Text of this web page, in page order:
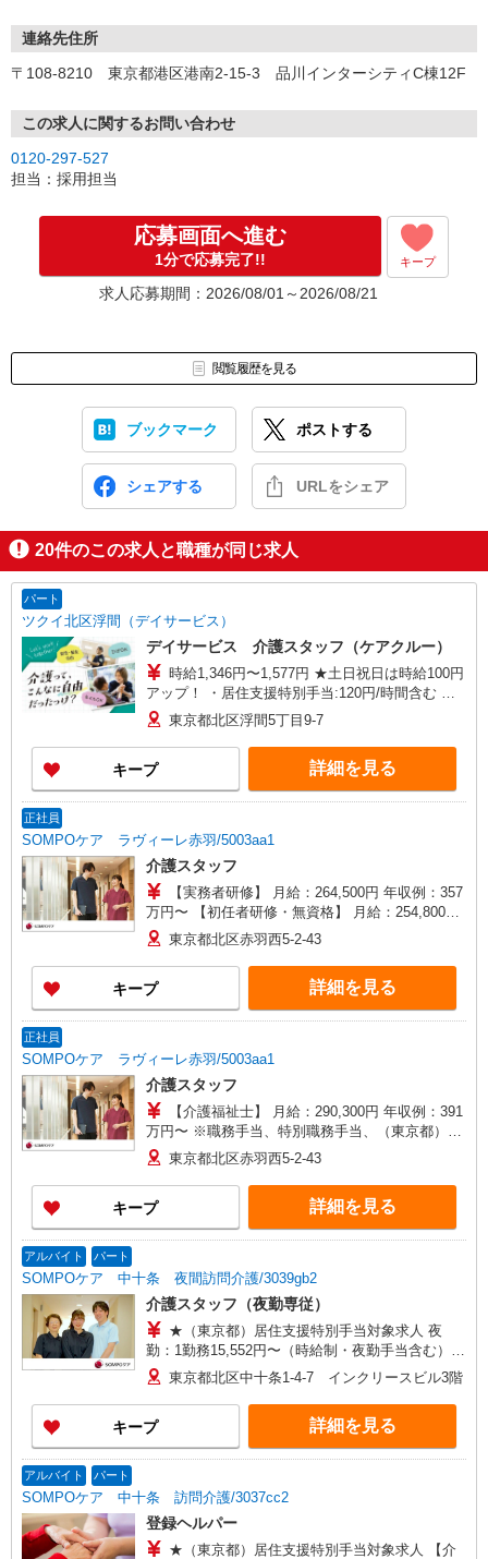
・マスクの着用
・アルコール消毒、手洗いうがいの徹底
・発熱、風邪症状の場合の自宅療養など
【注意事項】
東京都介護職員就業促進事業につき、当社での就業経験のある方、
学生、Wワーク、自営業などは応募不可（その他規定あり）
連絡先住所
〒108-8210 東京都港区港南2-15-3 品川インターシティC棟12F
この求人に関するお問い合わせ
0120-297-527
担当：採用担当
応募画面へ進む
1分で応募完了!! キープ
求人応募期間：2026/08/01～2026/08/21
閲覧履歴を見る
ブックマーク ポストする
シェアする URLをシェア
20件のこの求人と職種が同じ求人
パート
ツクイ北区浮間（デイサービス）
デイサービス 介護スタッフ（ケアクルー）
時給1,346円〜1,577円 ★土日祝日は時給100円
アップ！ ・居住支援特別手当:120円/時間含む ※
給与幅は資格・経験等による
東京都北区浮間5丁目9-7
キープ 詳細を見る
正社員
SOMPOケア ラヴィーレ赤羽/5003aa1
介護スタッフ
【実務者研修】 月給：264,500円 年収例：357
万円〜 【初任者研修・無資格】 月給：254,800円
年収例：347万円〜 ※職務手当、（東京都）居住
支援特別手当、日祝手当（月平均2回分）、夜勤手
当（月平均4回分）等、毎月平均的に支払われる手
当を含みます。 ※居住支援特別手当は勤続5年目
までの方はさらに1万円支給（再入社は除く） ◎
間外手当支給（超過1分〜）
東京都北区赤羽西5-2-43
キープ 詳細を見る
正社員
SOMPOケア ラヴィーレ赤羽/5003aa1
介護スタッフ
【介護福祉士】 月給：290,300円 年収例：391
万円〜 ※職務手当、特別職務手当、（東京都）居
住支援特別手当、働きがい向上手当、日祝手当
（月平均2回分）、夜勤手当（月平均4回分）等、
毎月平均的に支払われる手当を含みます。 ※居住
支援特別手当は勤続5年目までの方はさらに1万円
支給（再入社は除く） ◎賞与：基本給2.08ヶ月分/
分〜）
東京都北区赤羽西5-2-43
キープ 詳細を見る
アルバイト パート
SOMPOケア 中十条 夜間訪問介護/3039gb2
介護スタッフ（夜勤専従）
★（東京都）居住支援特別手当対象求人 夜
勤：1勤務15,552円〜（時給制・夜勤手当含む）
時給：1,444円 ◎週20時間以上勤務（社保加入
者）の場合は時給：1,494円 ※居住支援特別手当
は勤続5年目までの方はさらに時給＋50円（再入社
者は除く）
東京都北区中十条1-4-7 インクリースビル3階
キープ 詳細を見る
アルバイト パート
SOMPOケア 中十条 訪問介護/3037cc2
登録ヘルパー
★（東京都）居住支援特別手当対象求人 【介